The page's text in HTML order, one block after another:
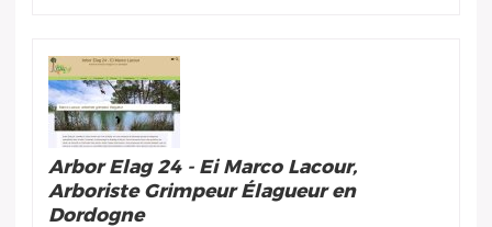
Arbor Elag 24 - Ei Marco Lacour,
Arboriste Grimpeur Élagueur en
Dordogne